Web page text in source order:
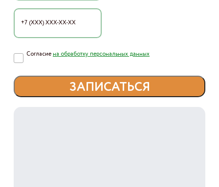
Согласие на обработку персональных данных